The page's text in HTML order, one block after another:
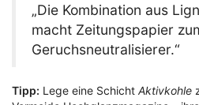
„Die Kombination aus
macht Zeitungspapier
Geruchsneutralisierer.“
Tipp: Lege eine Schicht Aktivkohle